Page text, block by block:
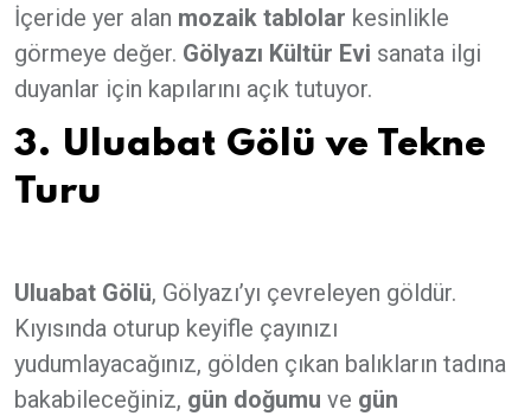
İçeride yer alan mozaik tablolar kesinlikle
görmeye değer. Gölyazı Kültür Evi sanata ilgi
duyanlar için kapılarını açık tutuyor.
3. Uluabat Gölü ve Tekne
Turu
Uluabat Gölü, Gölyazı’yı çevreleyen göldür.
Kıyısında oturup keyifle çayınızı
yudumlayacağınız, gölden çıkan balıkların tadına
bakabileceğiniz, gün doğumu ve gün